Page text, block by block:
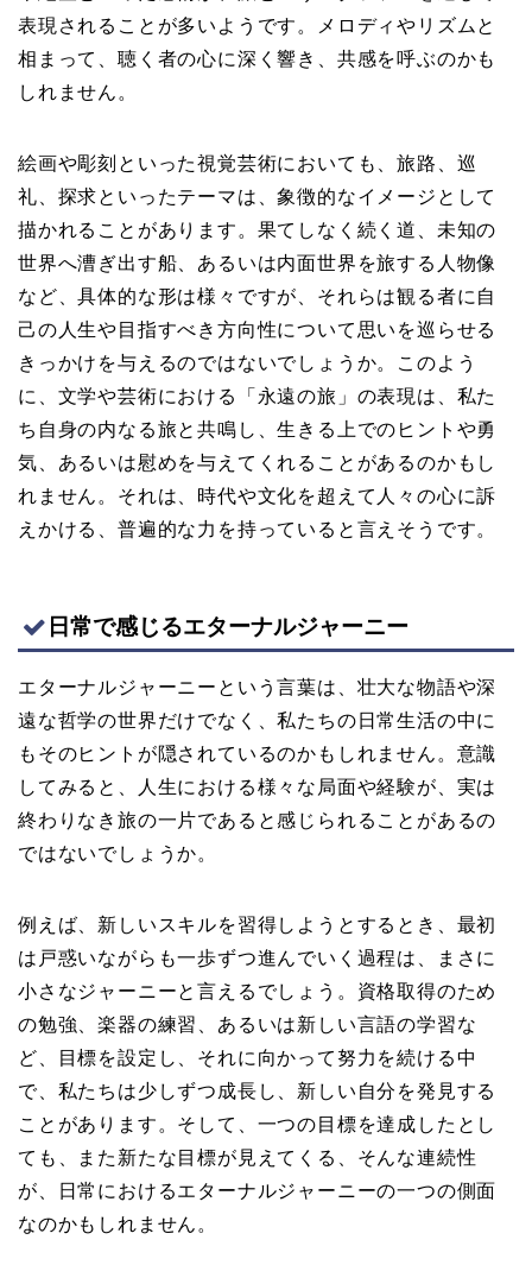
表現されることが多いようです。メロディやリズムと
相まって、聴く者の心に深く響き、共感を呼ぶのかも
しれません。
絵画や彫刻といった視覚芸術においても、旅路、巡
礼、探求といったテーマは、象徴的なイメージとして
描かれることがあります。果てしなく続く道、未知の
世界へ漕ぎ出す船、あるいは内面世界を旅する人物像
など、具体的な形は様々ですが、それらは観る者に自
己の人生や目指すべき方向性について思いを巡らせる
きっかけを与えるのではないでしょうか。このよう
に、文学や芸術における「永遠の旅」の表現は、私た
ち自身の内なる旅と共鳴し、生きる上でのヒントや勇
気、あるいは慰めを与えてくれることがあるのかもし
れません。それは、時代や文化を超えて人々の心に訴
えかける、普遍的な力を持っていると言えそうです。
日常で感じるエターナルジャーニー
エターナルジャーニーという言葉は、壮大な物語や深
遠な哲学の世界だけでなく、私たちの日常生活の中に
もそのヒントが隠されているのかもしれません。意識
してみると、人生における様々な局面や経験が、実は
終わりなき旅の一片であると感じられることがあるの
ではないでしょうか。
例えば、新しいスキルを習得しようとするとき、最初
は戸惑いながらも一歩ずつ進んでいく過程は、まさに
小さなジャーニーと言えるでしょう。資格取得のため
の勉強、楽器の練習、あるいは新しい言語の学習な
ど、目標を設定し、それに向かって努力を続ける中
で、私たちは少しずつ成長し、新しい自分を発見する
ことがあります。そして、一つの目標を達成したとし
ても、また新たな目標が見えてくる、そんな連続性
が、日常におけるエターナルジャーニーの一つの側面
なのかもしれません。